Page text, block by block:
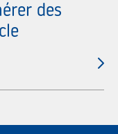
des